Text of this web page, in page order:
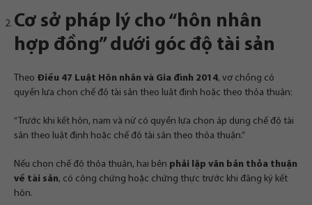
Cơ sở pháp lý cho “hôn nhân
hợp đồng” dưới góc độ tài sản
Theo Điều 47 Luật Hôn nhân và Gia đình 2014, vợ chồng có
quyền lựa chọn chế độ tài sản theo luật định hoặc theo thỏa thuận:
“Trước khi kết hôn, nam và nữ có quyền lựa chọn áp dụng chế độ tài
sản theo luật định hoặc chế độ tài sản theo thỏa thuận.”
Nếu chọn chế độ thỏa thuận, hai bên phải lập văn bản thỏa thuận
về tài sản, có công chứng hoặc chứng thực trước khi đăng ký kết
hôn.